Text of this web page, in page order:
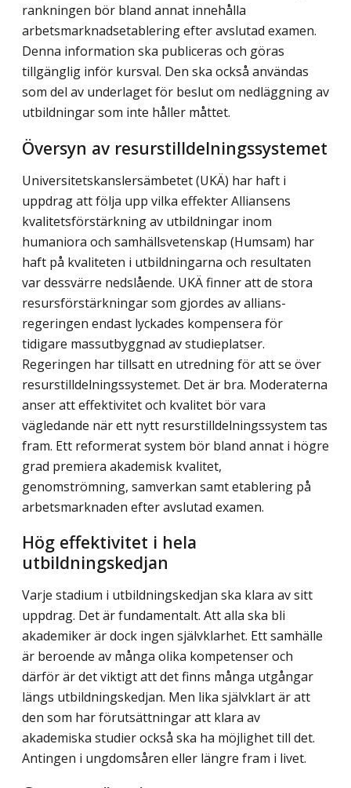
rankningen bör bland annat innehålla
arbetsmarknadsetablering efter avslutad examen.
Denna informa­tion ska publiceras och göras
tillgänglig inför kursval. Den ska också användas
som del av underlaget för beslut om nedläggning av
utbildningar som inte håller måttet.
Översyn av resurstilldelningssystemet
Universitetskanslersämbetet (UKÄ) har haft i
uppdrag att följa upp vilka effekter Alliansens
kvalitetsförstärkning av utbildningar inom
humaniora och samhällsvetenskap (Humsam) har
haft på kvaliteten i utbildningarna och resultaten
var dessvärre nedslående. UKÄ finner att de stora
resursförstärkningar som gjordes av allians­
regeringen endast lyckades kompensera för
tidigare massutbyggnad av studieplatser.
Regeringen har tillsatt en utredning för att se över
resurstilldelningssystemet. Det är bra. Moderaterna
anser att effektivitet och kvalitet bör vara
vägledande när ett nytt resurstilldelningssystem tas
fram. Ett reformerat system bör bland annat i högre
grad premiera akademisk kvalitet,
genomströmning, samverkan samt etablering på
arbetsmarknaden efter avslutad examen.
Hög effektivitet i hela
utbildningskedjan
Varje stadium i utbildningskedjan ska klara av sitt
uppdrag. Det är fundamentalt. Att alla ska bli
akademiker är dock ingen självklarhet. Ett samhälle
är beroende av många olika kompetenser och
därför är det viktigt att det finns många utgångar
längs utbildningskedjan. Men lika självklart är att
den som har förutsättningar att klara av
akademiska studier också ska ha möjlighet till det.
Antingen i ungdomsåren eller längre fram i livet.